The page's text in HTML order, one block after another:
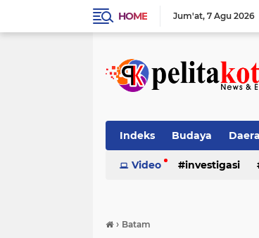
HOME Jum'at 7 Agu 2026
Indeks Budaya
Pendidikan Politik
Video investigasi
› Batam